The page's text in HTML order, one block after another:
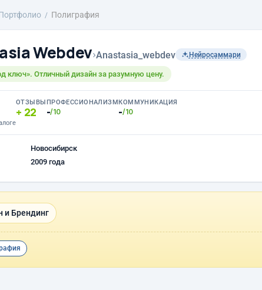
Полиграфия
Webdev›Anastasia_webdev Нейросаммари
ключ». Отличный дизайн за разумную цену.
ОТЗЫВЫ
22
ПРОФЕССИОНАЛИЗМ
-/10
КОММУНИКАЦИЯ
-/10
Новосибирск
2009 года
и Брендинг